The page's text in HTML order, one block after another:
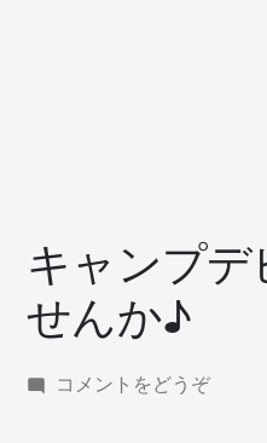
キャンプデ
せんか♪
コメントをどうぞ(キ